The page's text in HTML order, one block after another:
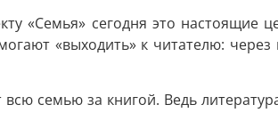
«Семья» сегодня это настоящие
«выходить» к читателю:
семью за книгой. Ведь